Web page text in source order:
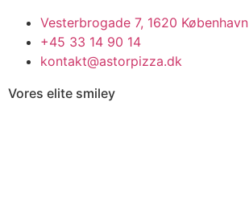
Vesterbrogade 7, 1620 København
+45 33 14 90 14
kontakt@astorpizza.dk
Vores elite smiley